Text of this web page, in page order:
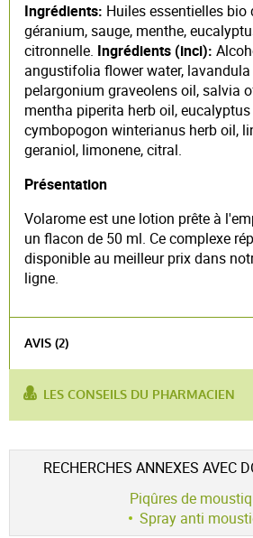
Ingrédients: Huiles essentielles bio
géranium, sauge, menthe,
citronnelle. Ingrédients (inci):
angustifolia flower water,
pelargonium graveolens oil, salvia
mentha piperita herb oil,
cymbopogon winterianus herb oil,
geraniol, limonene, citral.
Présentation
Volarome est une lotion prête à
un flacon de 50 ml. Ce complexe
disponible au meilleur prix dans
ligne.
AVIS (2)
Voir l'attestation de confiance
Avis soumis à un contrôle
LES CONSEILS DU PHARMACIEN
produit contient : citronnelle
RECHERCHES ANNEXES AVEC
Piqûres de
Spray anti